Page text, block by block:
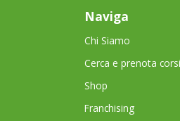
Naviga
Chi Siamo
Cerca e prenota corsi
Shop
Franchising